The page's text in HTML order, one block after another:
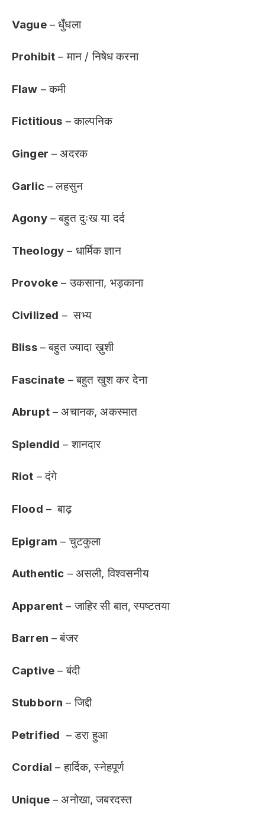
Vague– धुँधला
Prohibit – मान / निषेध करना
Flaw – कमी
Fictitious – काल्पनिक
Ginger – अदरक
Garlic– लहसुन
Agony– बहुत दुःख या दर्द
Theology – धार्मिक ज्ञान
Provoke – उकसाना, भड़काना
Civilized – सभ्य
Bliss– बहुत ज्यादा ख़ुशी
Fascinate – बहुत खुश कर देना
Abrupt– अचानक, अकस्मात
Splendid – शानदार
Riot – दंगे
Flood – बाढ़
Epigram – चुटकुला
Authentic – असली, विश्वसनीय
Apparent – जाहिर सी बात, स्पष्टतया
Barren – बंजर
Captive – बंदी
Stubborn – जिद्दी
Petrified – डरा हुआ
Cordial – हार्दिक, स्नेहपूर्ण
Unique– अनोखा, जबरदस्त